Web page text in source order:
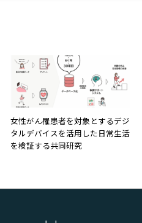
女性がん罹患者を対象とするデジ
タルデバイスを活用した日常生活
を検証する共同研究